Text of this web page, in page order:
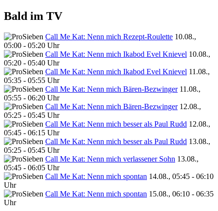
Bald im TV
Call Me Kat: Nenn mich Rezept-Roulette 10.08.,
05:00 - 05:20 Uhr
Call Me Kat: Nenn mich Ikabod Evel Knievel 10.08.,
05:20 - 05:40 Uhr
Call Me Kat: Nenn mich Ikabod Evel Knievel 11.08.,
05:35 - 05:55 Uhr
Call Me Kat: Nenn mich Bären-Bezwinger 11.08.,
05:55 - 06:20 Uhr
Call Me Kat: Nenn mich Bären-Bezwinger 12.08.,
05:25 - 05:45 Uhr
Call Me Kat: Nenn mich besser als Paul Rudd 12.08.,
05:45 - 06:15 Uhr
Call Me Kat: Nenn mich besser als Paul Rudd 13.08.,
05:25 - 05:45 Uhr
Call Me Kat: Nenn mich verlassener Sohn 13.08.,
05:45 - 06:05 Uhr
Call Me Kat: Nenn mich spontan 14.08., 05:45 - 06:10
Uhr
Call Me Kat: Nenn mich spontan 15.08., 06:10 - 06:35
Uhr